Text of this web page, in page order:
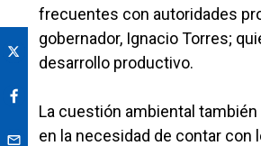
frecuentes con autoridades
gobernador, Ignacio Torres;
desarrollo productivo.
La cuestión ambiental
en la necesidad de contar